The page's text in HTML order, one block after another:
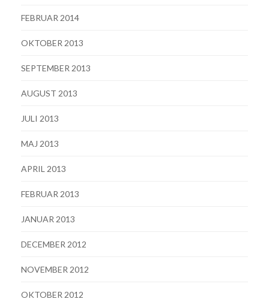
FEBRUAR 2014
OKTOBER 2013
SEPTEMBER 2013
AUGUST 2013
JULI 2013
MAJ 2013
APRIL 2013
FEBRUAR 2013
JANUAR 2013
DECEMBER 2012
NOVEMBER 2012
OKTOBER 2012